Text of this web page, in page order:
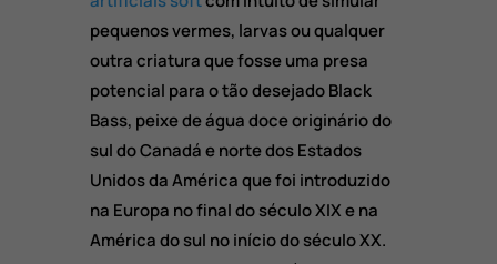
pequenos vermes, larvas ou qualquer
outra criatura que fosse uma presa
potencial para o tão desejado Black
Bass, peixe de água doce originário do
sul do Canadá e norte dos Estados
Unidos da América que foi introduzido
na Europa no final do século XIX e na
América do sul no início do século XX.